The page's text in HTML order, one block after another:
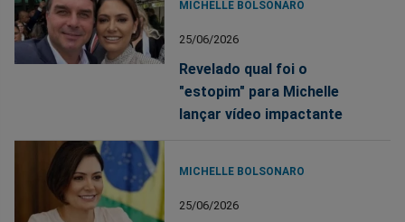
MICHELLE BOLSONARO
25/06/2026
Revelado qual foi o
"estopim" para Michelle
lançar vídeo impactante
MICHELLE BOLSONARO
25/06/2026